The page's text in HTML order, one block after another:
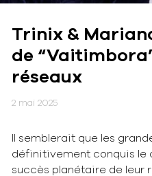
Trinix &
de
réseaux
2 mai 2025
Il semblerait que les
définitivement conquis le
succès planétaire de leur